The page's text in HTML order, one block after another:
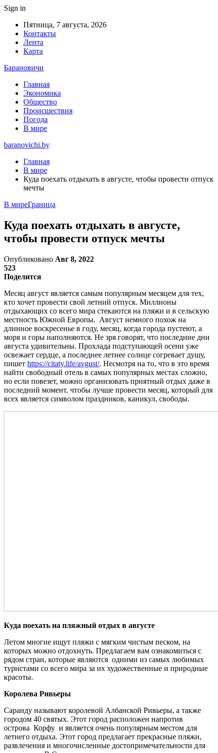
Sign in
Пятница, 7 августа, 2026
Контакты
Лента
Карта
Барановичи
Главная
Экономика
Общество
Происшествия
Погода
В мире
baranovichi.by
Главная
В мире
Куда поехать отдыхать в августе, чтобы провести отпуск
мечты
В миреГраница
Куда поехать отдыхать в августе,
чтобы провести отпуск мечты
Опубликовано Авг 8, 2022
523
Поделится
Месяц август является самым популярным месяцем для тех,
кто хочет провести свой летний отпуск. Миллионы
отдыхающих со всего мира стекаются на пляжи и в сельскую
местность Южной Европы. Август немного похож на
длинное воскресенье в году, месяц, когда города пустеют, а
моря и горы наполняются. Не зря говорят, что последние дни
августа удивительны. Прохлада подступающей осени уже
освежает сердце, а последнее летнее солнце согревает душу,
пишет https://citaty.life/avgust/. Несмотря на то, что в это время
найти свободный отель в самых популярных местах сложно,
но если повезет, можно организовать приятный отдых даже в
последний момент, чтобы лучше провести месяц, который для
всех является символом праздников, каникул, свободы.
Куда поехать на пляжный отдых в августе
Летом многие ищут пляжи с мягким чистым песком, на
которых можно отдохнуть. Предлагаем вам ознакомиться с
рядом стран, которые являются одними из самых любимых
туристами со всего мира за их художественные и природные
красоты.
Королева Ривьеры
Саранду называют королевой Албанской Ривьеры, а также
городом 40 святых. Этот город расположен напротив
острова Корфу и является очень популярным местом для
летнего отдыха. Этот город предлагает прекрасные пляжи,
развлечения и многочисленные достопримечательности для